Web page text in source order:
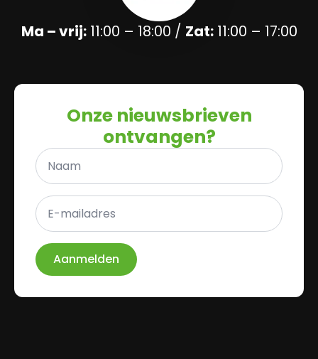
Ma – vrij:11:00 – 18:00 / Zat:11:00 – 17:00
Onze nieuwsbrieven
ontvangen?
Naam
E-
mailadres
*
Aanmelden